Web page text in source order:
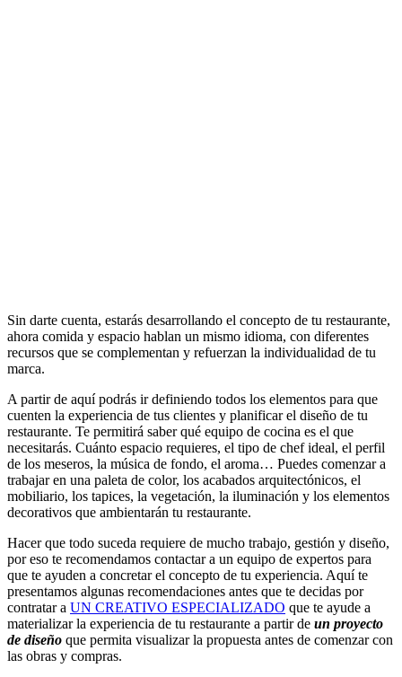
Sin darte cuenta, estarás desarrollando el concepto de tu restaurante,
ahora comida y espacio hablan un mismo idioma, con diferentes
recursos que se complementan y refuerzan la individualidad de tu
marca.
A partir de aquí podrás ir definiendo todos los elementos para que
cuenten la experiencia de tus clientes y planificar el diseño de tu
restaurante. Te permitirá saber qué equipo de cocina es el que
necesitarás. Cuánto espacio requieres, el tipo de chef ideal, el perfil
de los meseros, la música de fondo, el aroma… Puedes comenzar a
trabajar en una paleta de color, los acabados arquitectónicos, el
mobiliario, los tapices, la vegetación, la iluminación y los elementos
decorativos que ambientarán tu restaurante.
Hacer que todo suceda requiere de mucho trabajo, gestión y diseño,
por eso te recomendamos contactar a un equipo de expertos para
que te ayuden a concretar el concepto de tu experiencia. Aquí te
presentamos algunas recomendaciones antes que te decidas por
contratar a UN CREATIVO ESPECIALIZADO que te ayude a
materializar la experiencia de tu restaurante a partir de un proyecto
de diseño que permita visualizar la propuesta antes de comenzar con
las obras y compras.